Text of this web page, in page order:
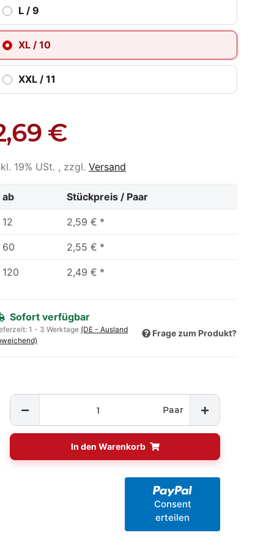
L / 9
XL / 10
XXL / 11
€
19% USt. , zzgl. Versand
ab Stückpreis / Paar
12 2,59 € *
60 2,55 € *
120 2,49 € *
Sofort verfügbar
1 - 3 Werktage (DE - Ausland
Frage zum Produkt?
Paar
In den Warenkorb
Consent
erteilen